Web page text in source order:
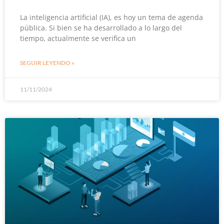
La inteligencia artificial (IA), es hoy un tema de agenda
pública. Si bien se ha desarrollado a lo largo del
tiempo, actualmente se verifica un
SEGUIR LEYENDO »
11/11/2024